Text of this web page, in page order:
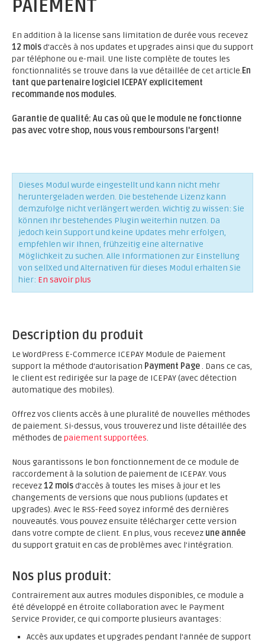
PAIEMENT
En addition à la license sans limitation de durée vous recevez
12 moisd'accès à nos updates et upgrades ainsi que du support
par téléphone ou e-mail. Une liste complète de toutes les
fonctionnalités se trouve dans la vue détaillée de cet article.En
tant que partenaire logiciel ICEPAY explicitement
recommande nos modules.
Garantie de qualité: Au cas où que le module ne fonctionne
pas avec votre shop, nous vous remboursons l'argent!
Dieses Modul wurde eingestellt und kann nicht mehr
heruntergeladen werden. Die bestehende Lizenz kann
demzufolge nicht verlängert werden. Wichtig zu wissen: Sie
können Ihr bestehendes Plugin weiterhin nutzen. Da
jedoch kein Support und keine Updates mehr erfolgen,
empfehlen wir Ihnen, frühzeitig eine alternative
Möglichkeit zu suchen. Alle Informationen zur Einstellung
von sellXed und Alternativen für dieses Modul erhalten Sie
hier: En savoir plus
Description du produit
Le WordPress E-Commerce ICEPAY Module de Paiement
support la méthode d'autorisation Payment Page. Dans ce cas,
le client est redirigée sur la page de ICEPAY (avec détection
automatique des mobiles).
Offrez vos clients accès à une pluralité de nouvelles méthodes
de paiement. Si-dessus, vous trouverez und liste détaillée des
méthodes de paiement supportées.
Nous garantissons le bon fonctionnement de ce module de
raccordement à la solution de paiement de ICEPAY. Vous
recevez12 moisd'accès à toutes les mises à jour et les
changements de versions que nous publions (updates et
upgrades). Avec le RSS-Feed soyez informé des dernières
nouveautés. Vous pouvez ensuite télécharger cette version
dans votre compte de client. En plus, vous recevez une année
du support gratuit en cas de problèmes avec l'intégration.
Nos plus produit:
Contrairement aux autres modules disponibles, ce module a
été développé en étroite collaboration avec le Payment
Service Provider, ce qui comporte plusieurs avantages:
Accès aux updates et upgrades pendant l'année de support